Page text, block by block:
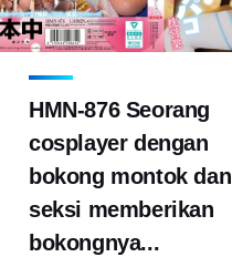
HMN-876 Seorang
cosplayer dengan
bokong montok dan
seksi memberikan
bokongnya...